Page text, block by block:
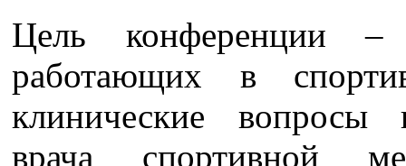
Цель конференции –
работающих в
клинические вопросы
врача спортивной